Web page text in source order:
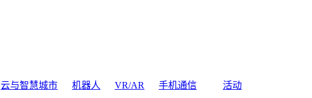
云与智慧城市 机器人 VR/AR 手机通信 活动